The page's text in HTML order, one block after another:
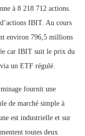
à 8 218 712 actions.
IBIT. Au cours
environ 796,5 millions
car IBIT suit le prix du
un ETF régulé.
fournit une
de marché simple à
est industrielle et sur
toutes deux